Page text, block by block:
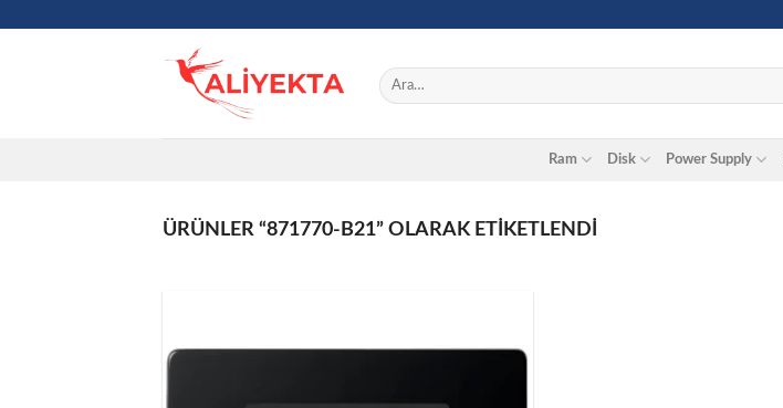
Ara:
Ram Disk Power Supply
ÜRÜNLER “871770-B21” OLARAK ETIKETLENDI